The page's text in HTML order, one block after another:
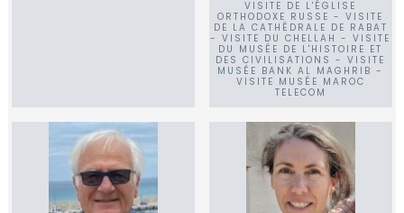
VISITE DE L'ÉGLISE
ORTHODOXE RUSSE - VISITE
DE LA CATHÉDRALE DE RABAT
- VISITE DU CHELLAH - VISITE
DU MUSÉE DE L'HISTOIRE ET
DES CIVILISATIONS - VISITE
MUSÉE BANK AL MAGHRIB -
VISITE MUSÉE MAROC
TELECOM